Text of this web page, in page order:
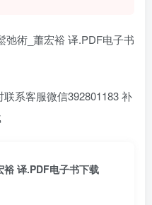
系客服微信392801183 补
裕 译.PDF电子书下载